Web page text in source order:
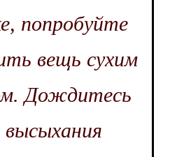
попробуйте
вещь сухим
Дождитесь
высыхания